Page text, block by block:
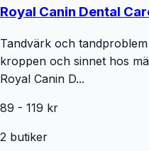
Royal Canin Dental
Tandvärk och
kroppen och sinnet hos
Royal Canin D...
89 - 119 kr
2 butiker